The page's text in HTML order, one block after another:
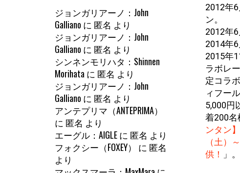
2012年
ン。
2012年
2014年
2015年
ラボレ
定コラ
ィフー
5,000円
着200名
ンタン
（土）
供！
」。
ジョンガリアーノ：John
Galliano に 匿名 より
ジョンガリアーノ：John
Galliano に 匿名 より
シンネンモリハタ：Shinnen
Morihataに 匿名 より
ジョンガリアーノ：John
Galliano に 匿名 より
アンテプリマ（ANTEPRIMA）
に 匿名 より
エーグル：AIGLEに 匿名 より
フォクシー（FOXEY）
に 匿名
より